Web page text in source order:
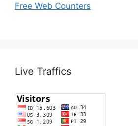
Free Web Counters
Live Traffics